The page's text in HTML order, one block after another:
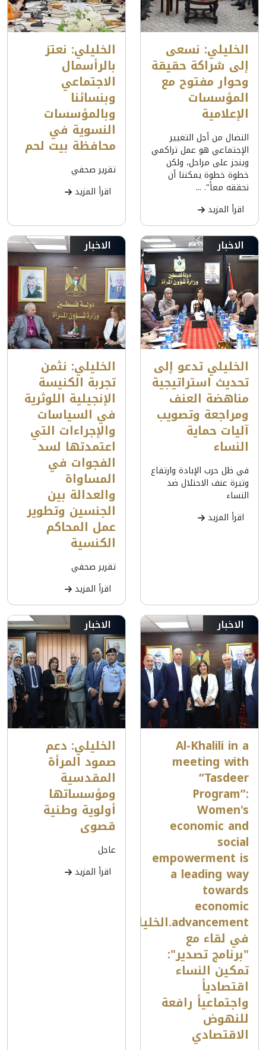
الخليلي: نسعى
إلى شراكة حقيقة
وحوار مفتوح مع
المؤسسات
الإعلامية
النضال من أجل التغيير
الإجتماعي هو عمل تراكمي
وينجز على مراحل، ولكن
خطوة خطوة يمكننا أن
نحققه معاً". ...
اقرأ المزيد
الخليلي: نعتز
بالرأسمال
الاجتماعي
وبنسائنا
وبالمؤسسات
النسوية في
محافظة بيت لحم
تقرير صحفي
اقرأ المزيد
الاخبار
الخليلي تدعو إلى
تحديث استراتيجية
مناهضة العنف
ومراجعة وتصويب
آليات حماية
النساء
في ظل حرب الإبادة وارتفاع
وتيرة عنف الاحتلال ضد
النساء
اقرأ المزيد
الاخبار
الخليلي: نثمن
تجربة الكنيسة
الإنجيلية اللوثرية
في السياسات
والإجراءات التي
اعتمدتها لسد
الفجوات في
المساواة
والعدالة بين
الجنسين وتطوير
عمل المحاكم
الكنسية
تقرير صحفي
اقرأ المزيد
الاخبار
Al-Khalili in a
meeting with
“Tasdeer
Program”:
Women's
economic and
social
empowerment is
a leading way
towards
economic
advancement.الخليلي
في لقاء مع
"برنامج تصدير":
تمكين النساء
اقتصادياً
واجتماعياً رافعة
للنهوض
الاقتصادي
الاخبار
الخليلي: دعم
صمود المرأة
المقدسية
ومؤسساتها
أولوية وطنية
قصوى
عاجل
اقرأ المزيد